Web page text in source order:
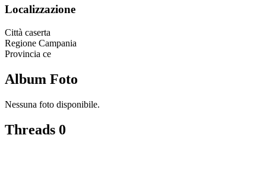
Localizzazione
Città caserta
Regione Campania
Provincia ce
Album Foto
Nessuna foto disponibile.
Threads 0